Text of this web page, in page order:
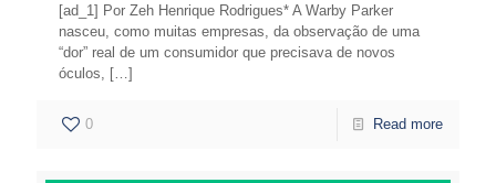
[ad_1] Por Zeh Henrique Rodrigues* A Warby Parker
nasceu, como muitas empresas, da observação de uma
“dor” real de um consumidor que precisava de novos
óculos,
[…]
0 Read more